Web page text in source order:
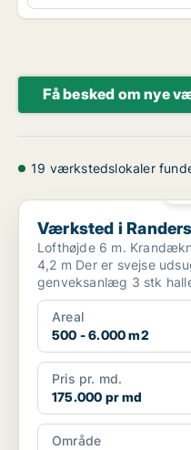
Få besked om nye
19 værkstedslokaler
Værksted i Randers NV
Værksted i
Lofthøjde 6 m. Krandækning over
4,2 m Der er svejse udsugningsudstyr med
genveksanlæg 3 stk haller i sammenhængende fra
1350 kvm...
Areal
500 - 6.000 m2
Pris pr. md.
175.000 pr md
Område